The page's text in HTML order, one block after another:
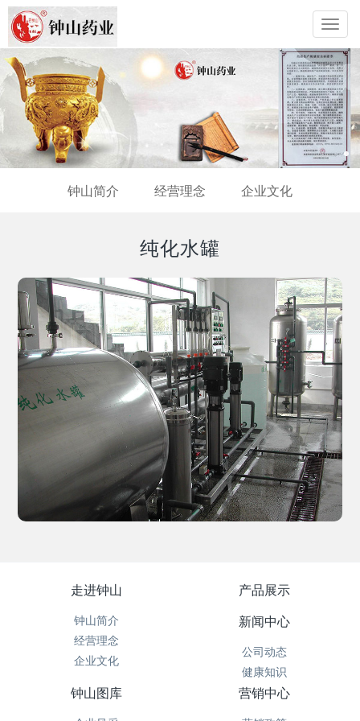
钟山简介 经营理念 企业文化
纯化水罐
走进钟山
钟山简介
经营理念
企业文化
产品展示
新闻中心
公司动态
健康知识
钟山图库 营销中心